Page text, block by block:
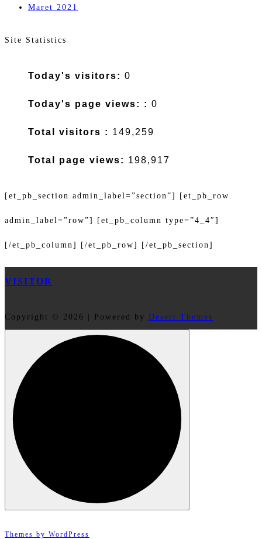
Maret 2021
Site Statistics
Today's visitors: 0
Today's page views: : 0
Total visitors : 149,259
Total page views: 198,917
[et_pb_section admin_label=”section”] [et_pb_row
admin_label=”row”] [et_pb_column type=”4_4″]
[/et_pb_column] [/et_pb_row] [/et_pb_section]
VISITOR
Copyright © 2026 | Powered by Desert Themes
Themes by WordPress